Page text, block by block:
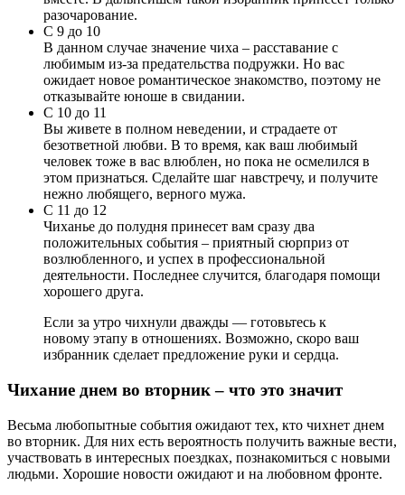
разочарование.
С 9 до 10
В данном случае значение чиха – расставание с
любимым из-за предательства подружки. Но вас
ожидает новое романтическое знакомство, поэтому не
отказывайте юноше в свидании.
С 10 до 11
Вы живете в полном неведении, и страдаете от
безответной любви. В то время, как ваш любимый
человек тоже в вас влюблен, но пока не осмелился в
этом признаться. Сделайте шаг навстречу, и получите
нежно любящего, верного мужа.
С 11 до 12
Чиханье до полудня принесет вам сразу два
положительных события – приятный сюрприз от
возлюбленного, и успех в профессиональной
деятельности. Последнее случится, благодаря помощи
хорошего друга.
Если за утро чихнули дважды — готовьтесь к
новому этапу в отношениях. Возможно, скоро ваш
избранник сделает предложение руки и сердца.
Чихание днем во вторник – что это значит
Весьма любопытные события ожидают тех, кто чихнет днем
во вторник. Для них есть вероятность получить важные вести,
участвовать в интересных поездках, познакомиться с новыми
людьми. Хорошие новости ожидают и на любовном фронте.